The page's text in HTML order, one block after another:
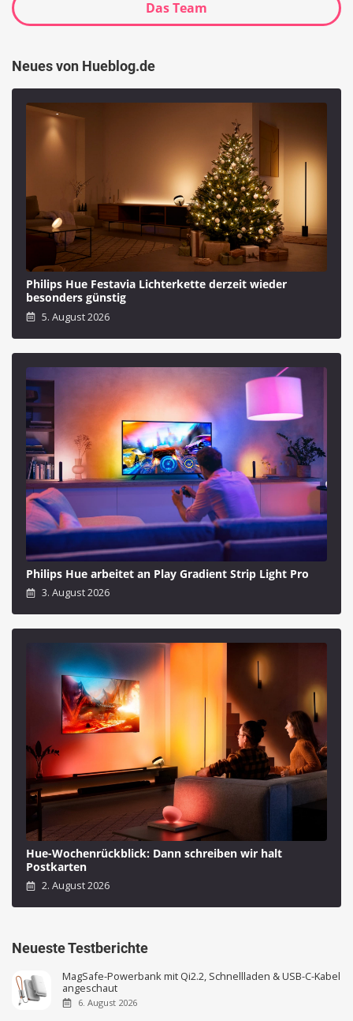
Das Team
Neues von Hueblog.de
Philips Hue Festavia Lichterkette derzeit wieder
besonders günstig
5. August 2026
Philips Hue arbeitet an Play Gradient Strip Light Pro
3. August 2026
Hue-Wochenrückblick: Dann schreiben wir halt
Postkarten
2. August 2026
Neueste Testberichte
MagSafe-Powerbank mit Qi2.2, Schnellladen & USB-C-Kabel
angeschaut
6. August 2026